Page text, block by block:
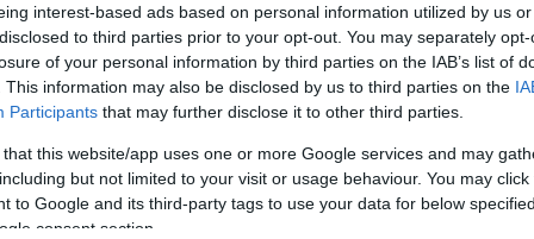
interest-based ads based on personal information utilized by us
to third parties prior to your opt-out. You may separately
of your personal information by third parties on the IAB’s list of
This information may also be disclosed by us to third parties on the
Participants that may further disclose it to other third parties.
that this website/app uses one or more Google services and may
but not limited to your visit or usage behaviour. You may
to Google and its third-party tags to use your data for below
consent section.
στο πρόγραμμα είναι
Δημόσιας Υγείας.
την παρουσία αιμορραγίας στα
κινδύνου για την εμφάνιση του
test δεν ανιχνεύει το αν ένας πολίτης
Υγείας.